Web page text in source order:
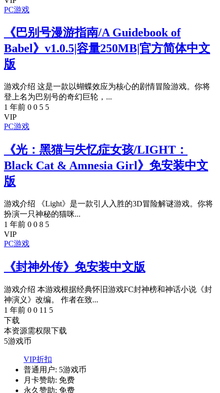
PC游戏
《巴别号漫游指南/A Guidebook of
Babel》v1.0.5|容量250MB|官方简体中文
版
游戏介绍 这是一款以蝴蝶效应为核心的剧情冒险游戏。你将
登上名为巴别号的奇幻巨轮，...
1 年前 0 0 5 5
VIP
PC游戏
《光：黑猫与失忆症女孩/LIGHT：
Black Cat & Amnesia Girl》免安装中文
版
游戏介绍 《Light》是一款引人入胜的3D冒险解谜游戏。你将
扮演一只神秘的猫咪...
1 年前 0 0 8 5
VIP
PC游戏
《封神外传》免安装中文版
游戏介绍 本游戏根据经典怀旧游戏FC封神榜和神话小说《封
神演义》改编。 作者在致...
1 年前 0 0 11 5
下载
本资源需权限下载
5游戏币
VIP折扣
普通用户: 5游戏币
月卡赞助: 免费
永久赞助: 免费